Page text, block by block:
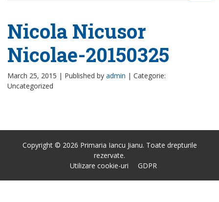
Nicola Nicusor
Nicolae-20150325
March 25, 2015 | Published by admin | Categorie:
Uncategorized
Copyright © 2026 Primaria Iancu Jianu. Toate drepturile
rezervate.
Utilizare cookie-uri
GDPR